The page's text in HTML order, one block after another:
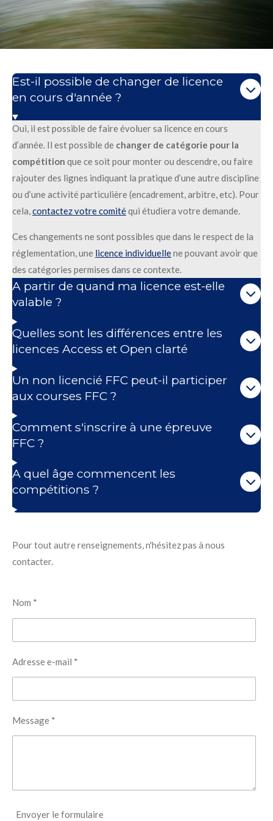
Est-il possible de changer de licence
en cours d'année ?
Oui, il est possible de faire évoluer sa licence en cours
d’année. Il est possible de changer de catégorie pour la
compétition que ce soit pour monter ou descendre, ou faire
rajouter des lignes indiquant la pratique d’une autre discipline
ou d’une activité particulière (encadrement, arbitre, etc). Pour
cela,contactez votre comitéqui étudiera votre demande.
Ces changements ne sont possibles que dans le respect de la
réglementation, une licence individuellene pouvant avoir que
des catégories permises dans ce contexte.
A partir de quand ma licence est-elle
valable ?
Quelles sont les différences entre les
licences Access et Open clarté
Un non licencié FFC peut-il participer
aux courses FFC ?
Comment s'inscrire à une épreuve
FFC ?
A quel âge commencent les
compétitions ?
Pour tout autre renseignements, n'hésitez pas à nous
contacter.
Nom *
Adresse e-mail *
Message *
Envoyer le formulaire